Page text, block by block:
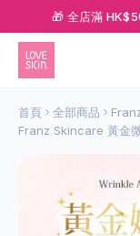
🎁 全店滿
首頁 全部商品
Franz Skincare 黃金